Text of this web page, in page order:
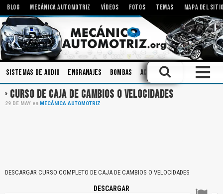
BLOG MECÁNICA AUTOMOTRIZ VÍDEOS FOTOS TEMAS MAPA DEL
Sistemas de Audio Engranajes Bombas Aceites Rodamientos
CURSO DE CAJA DE CAMBIOS O VELOCIDADES
29 DE MAY en MECÁNICA AUTOMOTRIZ
DESCARGAR CURSO COMPLETO DE CAJA DE CAMBIOS O VELOCIDADES
DESCARGAR